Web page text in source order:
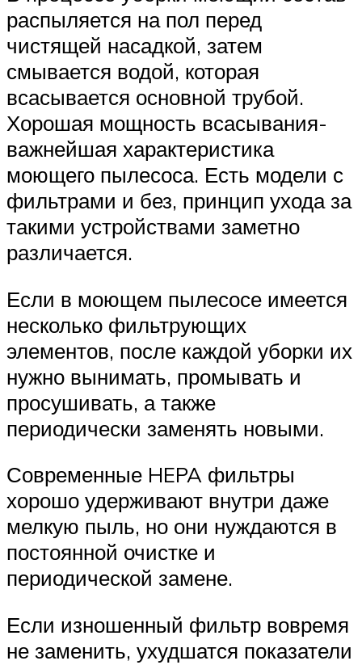
распыляется на пол перед
чистящей насадкой, затем
смывается водой, которая
всасывается основной трубой.
Хорошая мощность всасывания-
важнейшая характеристика
моющего пылесоса. Есть модели с
фильтрами и без, принцип ухода за
такими устройствами заметно
различается.
Если в моющем пылесосе имеется
несколько фильтрующих
элементов, после каждой уборки их
нужно вынимать, промывать и
просушивать, а также
периодически заменять новыми.
Современные HEPA фильтры
хорошо удерживают внутри даже
мелкую пыль, но они нуждаются в
постоянной очистке и
периодической замене.
Если изношенный фильтр вовремя
не заменить, ухудшатся показатели